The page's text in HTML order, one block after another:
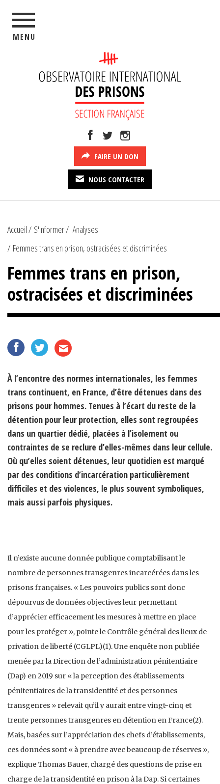
MENU
FAIRE UN DON
NOUS CONTACTER
Accueil S'informer
Analyses
Femmes trans en prison, ostracisées et discriminées
Femmes trans en prison,
ostracisées et discriminées
À l’encontre des normes internationales, les femmes
trans continuent, en France, d’être détenues dans des
prisons pour hommes. Tenues à l’écart du reste de la
détention pour leur protection, elles sont regroupées
dans un quartier dédié, placées à l’isolement ou
contraintes de se reclure d’elles-mêmes dans leur cellule.
Où qu’elles soient détenues, leur quotidien est marqué
par des conditions d’incarcération particulièrement
difficiles et des violences, le plus souvent symboliques,
mais aussi parfois physiques.
Il n’existe aucune donnée publique comptabilisant le
nombre de personnes transgenres incarcérées dans les
prisons françaises. « Les pouvoirs publics sont donc
dépourvus de données objectives leur permettant
d’apprécier efficacement les mesures à mettre en place
pour les protéger », pointe le Contrôle général des lieux de
privation de liberté (CGLPL)(1). Une enquête non publiée
menée par la Direction de l’administration pénitentiaire
(Dap) en 2019 sur « la perception des établissements
pénitentiaires de la transidentité et des personnes
transgenres » relevait qu’il y aurait entre vingt-cinq et
trente personnes transgenres en détention en France(2).
Mais, basées sur l’appréciation des chefs d’établissements,
ces données sont « à prendre avec beaucoup de réserves »,
explique Thomas Bauer, chargé des questions de prise en
charge de la transidentité en prison à la Dap. Si certaines